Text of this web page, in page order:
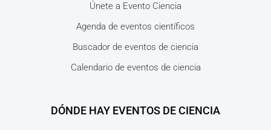
Únete a Evento Ciencia
Agenda de eventos científicos
Buscador de eventos de ciencia
Calendario de eventos de ciencia
DÓNDE HAY EVENTOS DE CIENCIA